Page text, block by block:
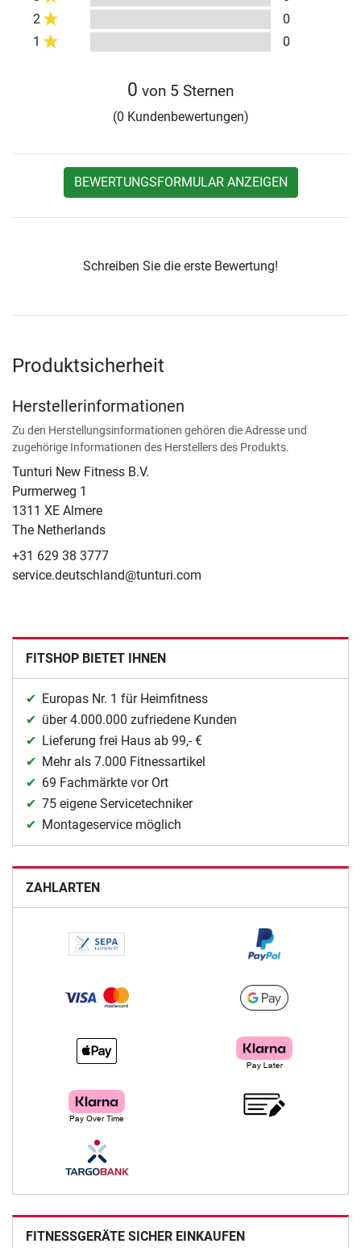
2
0
1
0
0 von 5 Sternen
(0 Kundenbewertungen)
BEWERTUNGSFORMULAR ANZEIGEN
Schreiben Sie die erste Bewertung!
Produktsicherheit
Herstellerinformationen
Zu den Herstellungsinformationen gehören die Adresse und
zugehörige Informationen des Herstellers des Produkts.
Tunturi New Fitness B.V.
​Purmerweg 1
1311 XE Almere
The Netherlands
+31 629 38 3777
service.deutschland@tunturi.com
FITSHOP BIETET IHNEN
Europas Nr. 1 für Heimfitness
über 4.000.000 zufriedene Kunden
Lieferung frei Haus ab 99,- €
Mehr als 7.000 Fitnessartikel
69 Fachmärkte vor Ort
75 eigene Servicetechniker
Montageservice möglich
ZAHLARTEN
FITNESSGERÄTE SICHER EINKAUFEN